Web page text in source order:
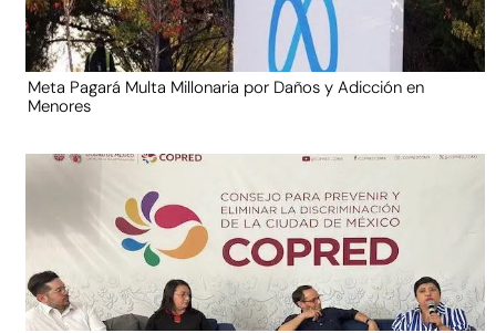
Meta Pagará Multa Millonaria por Daños y Adicción en
Menores